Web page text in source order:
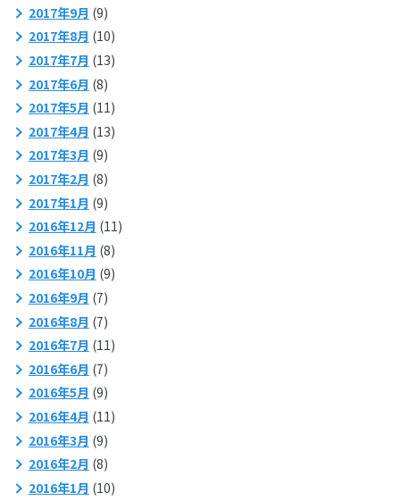
2017年9月 (9)
2017年8月 (10)
2017年7月 (13)
2017年6月 (8)
2017年5月 (11)
2017年4月 (13)
2017年3月 (9)
2017年2月 (8)
2017年1月 (9)
2016年12月 (11)
2016年11月 (8)
2016年10月 (9)
2016年9月 (7)
2016年8月 (7)
2016年7月 (11)
2016年6月 (7)
2016年5月 (9)
2016年4月 (11)
2016年3月 (9)
2016年2月 (8)
2016年1月 (10)